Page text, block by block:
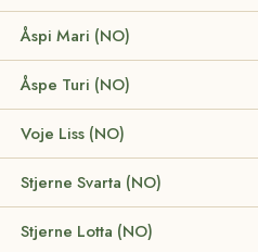
Åspi Mari (NO)
Åspe Turi (NO)
Voje Liss (NO)
Stjerne Svarta (NO)
Stjerne Lotta (NO)